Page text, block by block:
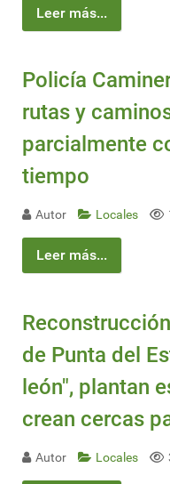
Leer más...
Policía
rutas y
parcialmente
tiempo
Autor Locales
Leer más...
de Punta del
león", plantan
crean cercas
Autor Locales